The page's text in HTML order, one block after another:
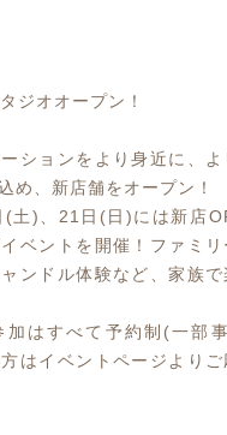
ジオオープン！
ションをより身近に、
め、新店舗をオープン！
土)、21日(日)には新店
ベントを開催！ファミリ
ンドル体験など、家族
加はすべて予約制(一部
はイベントページより